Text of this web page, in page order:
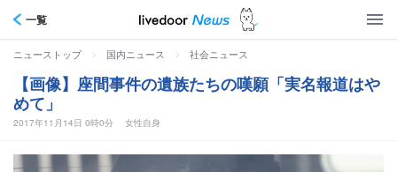
一覧
ニューストップ > 国内ニュース > 社会ニュース
【画像】座間事件の遺族たちの嘆願「実名報道はや
めて」
2017年11月14日 0時0分 女性自身